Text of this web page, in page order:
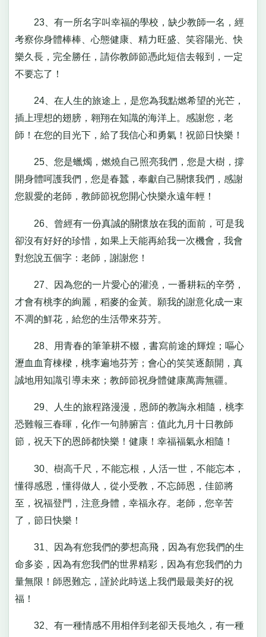
23、有一所名字叫幸福的學校，缺少教師一名，經
考察你身體棒棒、心態健康、精力旺盛、笑容陽光、快
樂久長，完全勝任，請你教師節憑此短信去報到，一定
不要忘了！
24、在人生的旅途上，是您為我點燃希望的光芒，
插上理想的翅膀，翱翔在知識的海洋上。感謝您，老
師！在您的目光下，給了我信心和勇氣！祝節日快樂！
25、您是蠟燭，燃燒自己照亮我們，您是大樹，撐
開身體呵護我們，您是春蠶，奉獻自己關懷我們，感謝
您親愛的老師，教師節祝您開心快樂永遠年輕！
26、曾經有一份真誠的關懷放在我的面前，可是我
卻沒有好好的珍惜，如果上天能再給我一次機會，我會
對您說五個字：老師，謝謝您！
27、因為您的一片愛心的灌澆，一番耕耘的辛勞，
才會有桃李的絢麗，稻麥的金黃。願我的謝意化成一束
不凋的鮮花，給您的生活帶來芬芳。
28、用青春的筆筆耕不輟，書寫前途的輝煌；嘔心
瀝血血育棟樑，桃李遍地芬芳；會心的笑笑逐顏開，真
誠地用知識引導未來；教師節祝身體健康萬壽無疆。
29、人生的旅程路漫漫，恩師的教誨永相隨，桃李
恐難報三春暉，化作一句肺腑言：值此九月十日教師
節，祝天下的恩師都快樂！健康！幸福福氣永相隨！
30、樹高千尺，不能忘根，人活一世，不能忘本，
懂得感恩，懂得做人，從小受教，不忘師恩，佳節將
至，祝福登門，注意身體，幸福永存。老師，您辛苦
了，節日快樂！
31、因為有您我們的夢想高飛，因為有您我們的生
命多姿，因為有您我們的世界精彩，因為有您我們的力
量無限！師恩難忘，謹於此時送上我們最最美好的祝
福！
32、有一種情感不用相伴到老卻天長地久，有一種